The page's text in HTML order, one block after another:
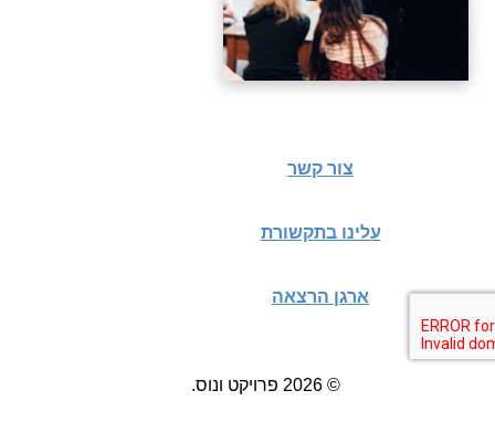
צור קשר
עלינו בתקשורת
ארגן הרצאה
© 2026 פרויקט ונוס.